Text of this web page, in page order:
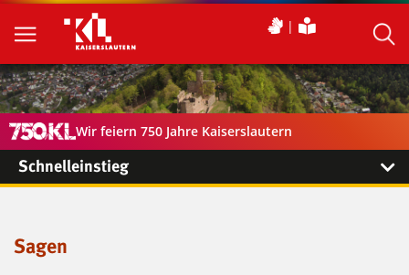
Wir feiern 750 Jahre Kaiserslautern
Schnelleinstieg
Sagen